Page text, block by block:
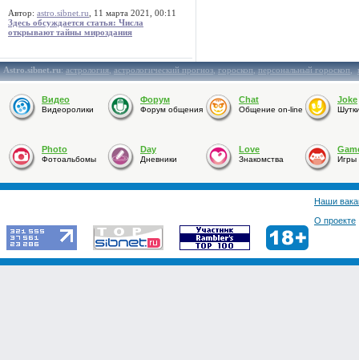
Автор: astro.sibnet.ru , 11 марта 2021, 00:11
Здесь обсуждается статья: Числа
открывают тайны мироздания
Astro.sibnet.ru:астрология,астрологический прогноз,гороскоп,персональный гороскоп,
Видео
Видеоролики
Форум
Форум общения
Chat
Общение on-line
Joke
Photo
Фотоальбомы
Day
Дневники
Love
Знакомства Игры
Наши
О проекте